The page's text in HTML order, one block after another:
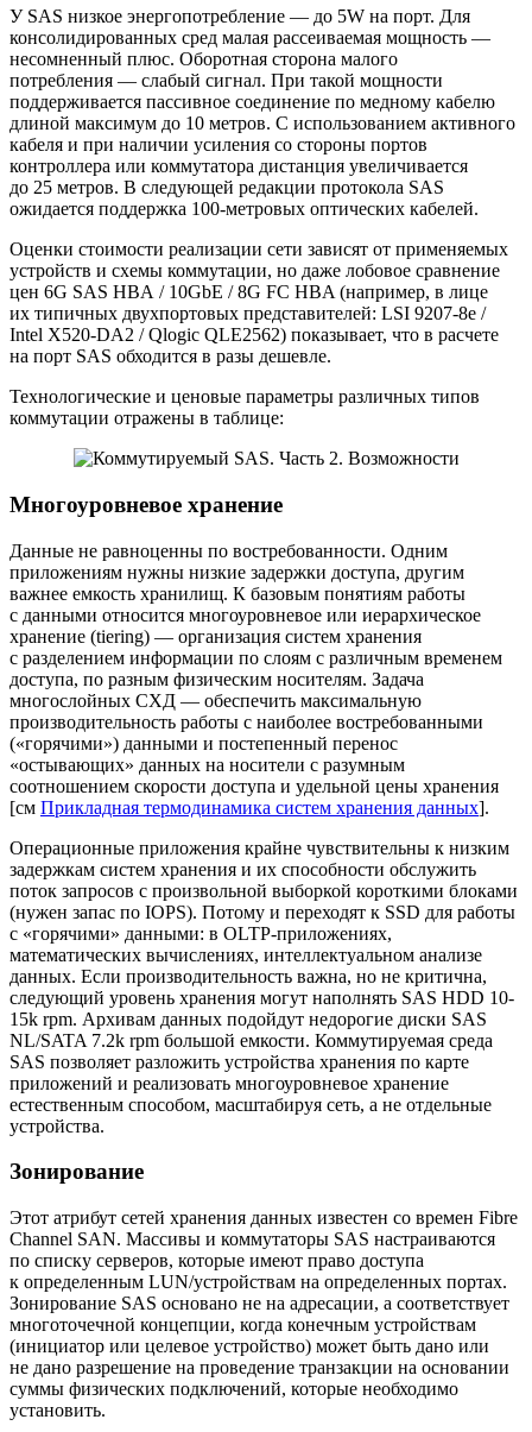
У SAS низкое энергопотребление — до 5W на порт. Для
консолидированных сред малая рассеиваемая мощность —
несомненный плюс. Оборотная сторона малого
потребления — слабый сигнал. При такой мощности
поддерживается пассивное соединение по медному кабелю
длиной максимум до 10 метров. С использованием активного
кабеля и при наличии усиления со стороны портов
контроллера или коммутатора дистанция увеличивается
до 25 метров. В следующей редакции протокола SAS
ожидается поддержка 100-метровых оптических кабелей.
Оценки стоимости реализации сети зависят от применяемых
устройств и схемы коммутации, но даже лобовое сравнение
цен 6G SAS HBA / 10GbE / 8G FC HBA (например, в лице
их типичных двухпортовых представителей: LSI 9207-8e /
Intel X520-DA2 / Qlogic QLE2562) показывает, что в расчете
на порт SAS обходится в разы дешевле.
Технологические и ценовые параметры различных типов
коммутации отражены в таблице:
Многоуровневое хранение
Данные не равноценны по востребованности. Одним
приложениям нужны низкие задержки доступа, другим
важнее емкость хранилищ. К базовым понятиям работы
с данными относится многоуровневое или иерархическое
хранение (tiering) — организация систем хранения
c разделением информации по слоям с различным временем
доступа, по разным физическим носителям. Задача
многослойных СХД — обеспечить максимальную
производительность работы с наиболее востребованными
(«горячими») данными и постепенный перенос
«остывающих» данных на носители с разумным
соотношением скорости доступа и удельной цены хранения
[см Прикладная термодинамика систем хранения данных].
Операционные приложения крайне чувствительны к низким
задержкам систем хранения и их способности обслужить
поток запросов с произвольной выборкой короткими блоками
(нужен запас по IOPS). Потому и переходят к SSD для работы
с «горячими» данными: в OLTP-приложениях,
математических вычислениях, интеллектуальном анализе
данных. Если производительность важна, но не критична,
следующий уровень хранения могут наполнять SAS HDD 10-
15k rpm. Архивам данных подойдут недорогие диски SAS
NL/SATA 7.2k rpm большой емкости. Коммутируемая среда
SAS позволяет разложить устройства хранения по карте
приложений и реализовать многоуровневое хранение
естественным способом, масштабируя сеть, а не отдельные
устройства.
Зонирование
Этот атрибут сетей хранения данных известен со времен Fibre
Channel SAN. Массивы и коммутаторы SAS настраиваются
по списку серверов, которые имеют право доступа
к определенным LUN/устройствам на определенных портах.
Зонирование SAS основано не на адресации, а соответствует
многоточечной концепции, когда конечным устройствам
(инициатор или целевое устройство) может быть дано или
не дано разрешение на проведение транзакции на основании
суммы физических подключений, которые необходимо
установить.